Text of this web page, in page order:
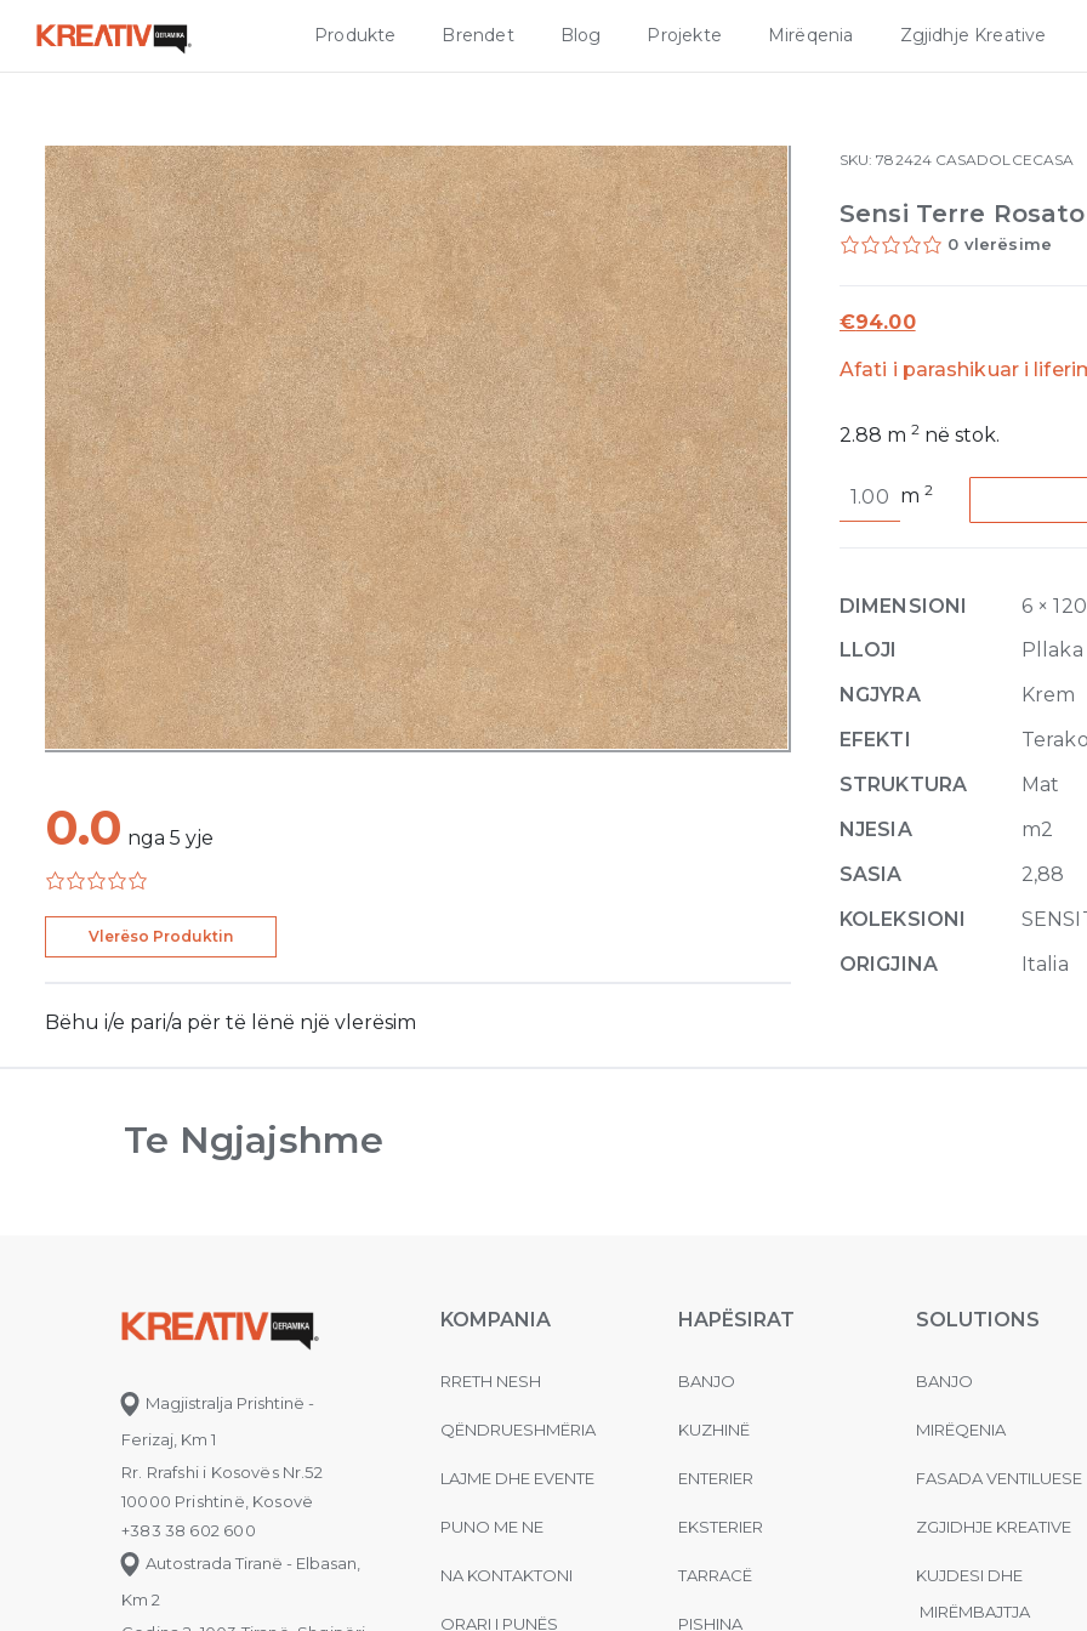
Produkte Brendet Blog Projekte Mirëqenia Zgjidhje Kreative
0.0 nga 5 yje
Vlerëso Produktin
Bëhu i/e pari/a për të lënë një vlerësim
SKU:782424 CASADOLCECASA
Sensi Terre
0 vlerësime
€94.00
Afati i parashikuar i
2.88 m2 në stok.
Terre
6mm
120
240
cm
m2
DIMENSIONI
6 ×
LLOJI
Pllaka
NGJYRA
Krem
EFEKTI
STRUKTURA
Mat
NJESIA
m2
SASIA
2,88
KOLEKSIONI
ORIGJINA
Italia
Te Ngjajshme
Magjistralja Prishtinë -
Ferizaj, Km 1
Rr. Rrafshi i Kosovës Nr.52
10000 Prishtinë, Kosovë
+383 38 602 600
Autostrada Tiranë - Elbasan,
Km 2
KOMPANIA
RRETH NESH
QËNDRUESHMËRIA
LAJME DHE EVENTE
PUNO ME NE
NA KONTAKTONI
ORARI I PUNËS
HAPËSIRAT
BANJO
KUZHINË
ENTERIER
EKSTERIER
TARRACË
PISHINA
SOLUTIONS
BANJO
MIRËQENIA
FASADA VENTILUESE
ZGJIDHJE KREATIVE
KUJDESI DHE
MIRËMBAJTJA